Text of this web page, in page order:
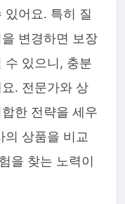
있어요. 특히 질
변경하면 보장
수 있으니, 충분
. 전문가와 상
한 전략을 세우
의 상품을 비교
을 찾는 노력이